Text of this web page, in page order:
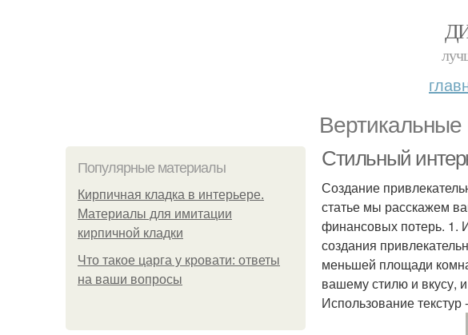
Вертикальные
Популярные материалы
Кирпичная кладка в интерьере.
Материалы для имитации
кирпичной кладки
Что такое царга у кровати: ответы
на ваши вопросы
Стильный
Создание
статье мы расскажем
финансовых потерь. 1.
создания
меньшей площади
вашему стилю и вкусу,
Использование